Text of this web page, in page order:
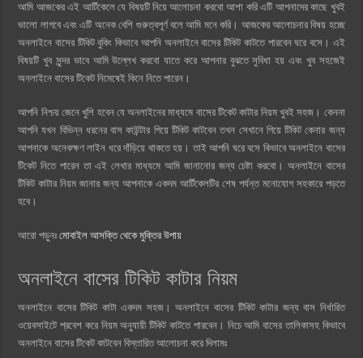
আমি আজকের এই আর্টিকেলে যে বিষয়টি নিয়ে আলোচনা করবো আশা করি এটি আপনাদের কাছে খুবই
ভালো লাগবে এবং এটি অনেক বেশি গুরুত্বপূর্ণ বলে আমি মনে করি। আজকের আলোচনার বিষয় হচ্ছে
অনলাইনে বাসের টিকিট বুকিং কিভাবে আপনি অনলাইনে বাসের টিকিট কাটতে পারবেন ঘরে বসে। এই
বিষয়টি খুব সুন্দর ভাবে আমি উল্লেখ করবো যাতে করে আপনার বুঝতে সুবিধা হয় এবং খুব সহজেই
অনলাইনে বাসের টিকেট নিমেষেই কিনে নিতে পারেন।
আপনি নিশ্চয় জেনে খুশি হবেন যে অনলাইনের মাধ্যমে বাসের টিকেট কাটার নিয়ম খুবই সহজ। কেননা
আপনি যখন বিভিন্ন ধরনের বাস কাউন্টার গিয়ে টিকিট কাটবেন তখন সেখানে গিয়ে টিকিট কেনার জন্য
আপনাকে অনেকক্ষণ লাইন ধরে দাঁড়িয়ে থাকতে হয়। তাই আপনি ঘরে বসে কিভাবে অনলাইনে বাসের
টিকেট নিতে পারেন তা এই লেখার মাধ্যমে আমি জানানোর জন্য চেষ্টা করবো। অনলাইনে বাসের
টিকিট কাটার নিয়ম জানার জন্য আপনাকে একদম আর্টিকেলটির শেষ পর্যন্ত মনোযোগ সহকারে পড়তে
হবে।
আরো পড়ুনঃমোবাইল আসক্তি থেকে মুক্তির উপায়
অনলাইনে বাসের টিকিট কাটার নিয়ম
অনলাইনে বাসের টিকিট কাটা একদম সহজ। অনলাইনে বাসের টিকিট কাটার জন্য বাস নির্ধারিত
ওয়েবসাইটে প্রবেশ করে নিয়ম অনুযায়ী টিকিট কাটতে পারবেন। নিচে আমি বাসের তালিকাসহ কিভাবে
অনলাইনে বাসের টিকেট কাটবেন বিস্তারিত আলোচনা করে দিলামঃ